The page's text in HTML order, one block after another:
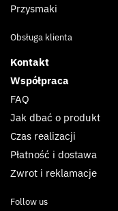
Przysmaki
Obsługa klienta
Kontakt
Współpraca
FAQ
Jak dbać o produkt
Czas realizacji
Płatność i dostawa
Zwrot i reklamacje
Follow us